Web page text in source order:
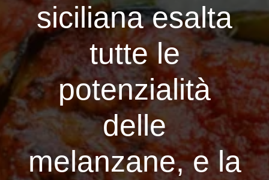
siciliana esalta
tutte le
potenzialità
delle
melanzane, e la